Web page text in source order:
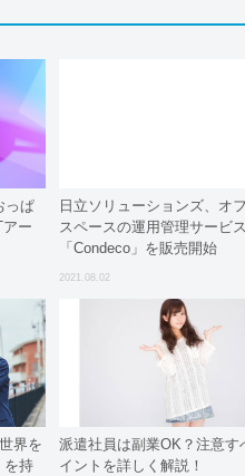
っぱ
ー
日立ソリューションズ、オ
スペースの運用管理サービス
「Condeco」を販売開始
2021.08.02
界を
を持
派遣社員は副業OK？注意す
イントを詳しく解説！